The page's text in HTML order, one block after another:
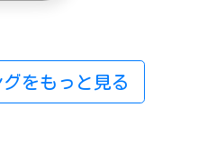
をもっと見る